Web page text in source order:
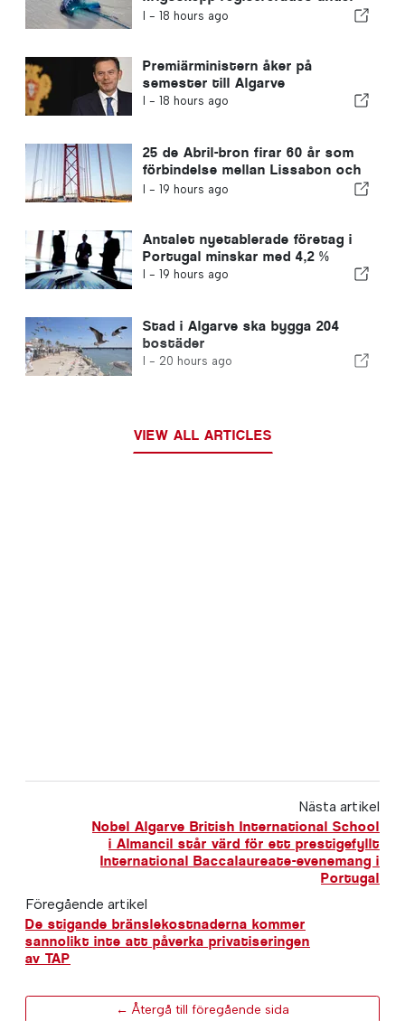
en enda dag
I - 18 hours ago
Premiärministern åker på
semester till Algarve
I - 18 hours ago
25 de Abril-bron firar 60 år som
förbindelse mellan Lissabon och
Almada
I - 19 hours ago
Antalet nyetablerade företag i
Portugal minskar med 4,2 %
I - 19 hours ago
Stad i Algarve ska bygga 204
bostäder
I - 20 hours ago
VIEW ALL ARTICLES
Nästa artikel
Nobel Algarve British International School
i Almancil står värd för ett prestigefyllt
International Baccalaureate-evenemang i
Portugal
Föregående artikel
De stigande bränslekostnaderna kommer
sannolikt inte att påverka privatiseringen
av TAP
← Återgå till föregående sida